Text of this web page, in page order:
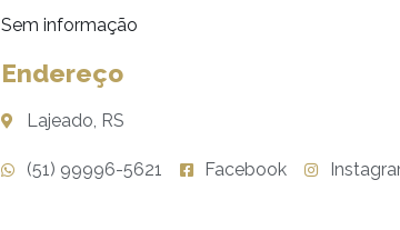
Sem informação
Endereço
Lajeado, RS
(51) 99996-5621 Facebook